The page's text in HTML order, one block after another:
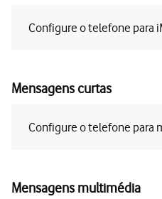
Configure o telefone para
Mensagens curtas
Configure o telefone para
Mensagens multimédia